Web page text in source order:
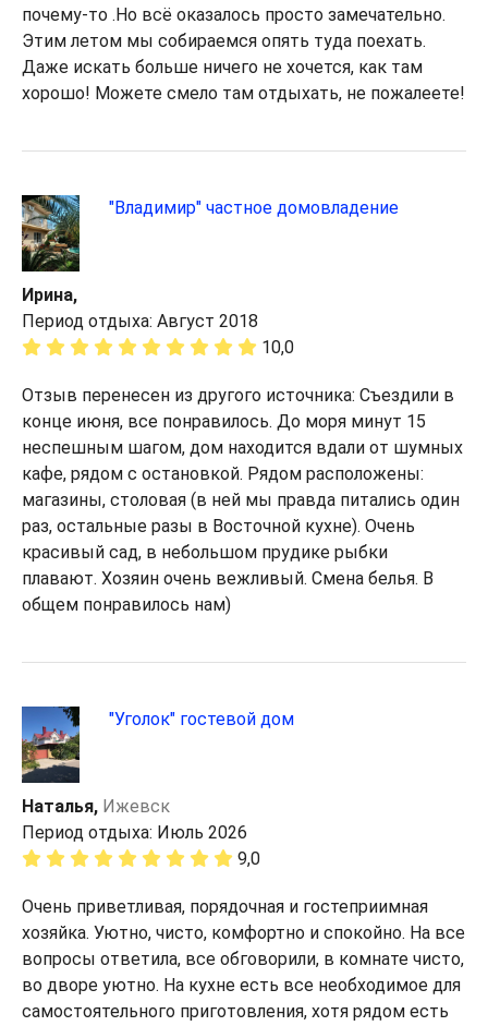
почему-то .Но всё оказалось просто замечательно.
Этим летом мы собираемся опять туда поехать.
Даже искать больше ничего не хочется, как там
хорошо! Можете смело там отдыхать, не пожалеете!
"Владимир" частное домовладение
Ирина,
Период отдыха: Август 2018
10,0
Отзыв перенесен из другого источника: Съездили в
конце июня, все понравилось. До моря минут 15
неспешным шагом, дом находится вдали от шумных
кафе, рядом с остановкой. Рядом расположены:
магазины, столовая (в ней мы правда питались один
раз, остальные разы в Восточной кухне). Очень
красивый сад, в небольшом прудике рыбки
плавают. Хозяин очень вежливый. Смена белья. В
общем понравилось нам)
"Уголок" гостевой дом
Наталья, Ижевск
Период отдыха: Июль 2026
9,0
Очень приветливая, порядочная и гостеприимная
хозяйка. Уютно, чисто, комфортно и спокойно. На все
вопросы ответила, все обговорили, в комнате чисто,
во дворе уютно. На кухне есть все необходимое для
самостоятельного приготовления, хотя рядом есть